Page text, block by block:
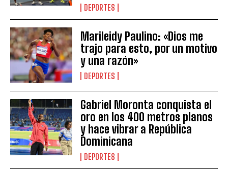
DEPORTES
Marileidy Paulino: «Dios me
trajo para esto, por un motivo
y una razón»
DEPORTES
Gabriel Moronta conquista el
oro en los 400 metros planos
y hace vibrar a República
Dominicana
DEPORTES